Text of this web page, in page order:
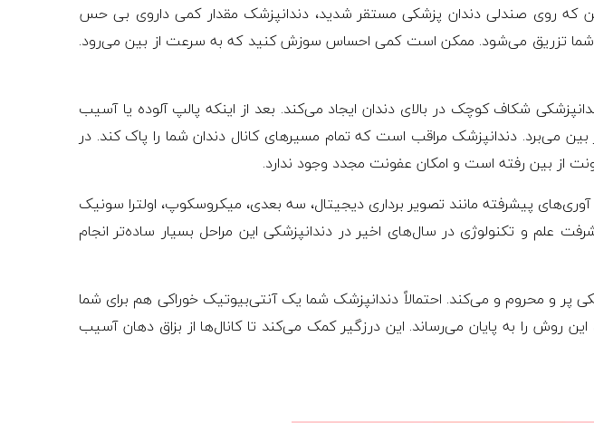
که روی صندلی دندان پزشکی مستقر شدید، دندانپزشک مقدار کمی داروی بی حس
شما تزریق می‌شود. ممکن است کمی احساس سوزش کنید که به سرعت از بین می‌رود.
شکاف کوچک در بالای دندان ایجاد می‌کند. بعد از اینکه پالپ آلوده یا آسیب
می‌برد. دندانپزشک مراقب است که تمام مسیرهای کانال دندان شما را پاک کند. در
از بین رفته است و امکان عفونت مجدد وجود ندارد.
پیشرفته مانند تصویر برداری دیجیتال، سه بعدی، میکروسکوپ، اولترا سونیک
علم و تکنولوژی در سال‌های اخیر در دندانپزشکی این مراحل بسیار ساده‌تر انجام
پر و محروم و می‌کند. احتمالاً دندانپزشک شما یک آنتی‌بیوتیک خوراکی هم برای شما
روش را به پایان می‌رساند. این درزگیر کمک می‌کند تا کانال‌ها از بزاق دهان آسیب